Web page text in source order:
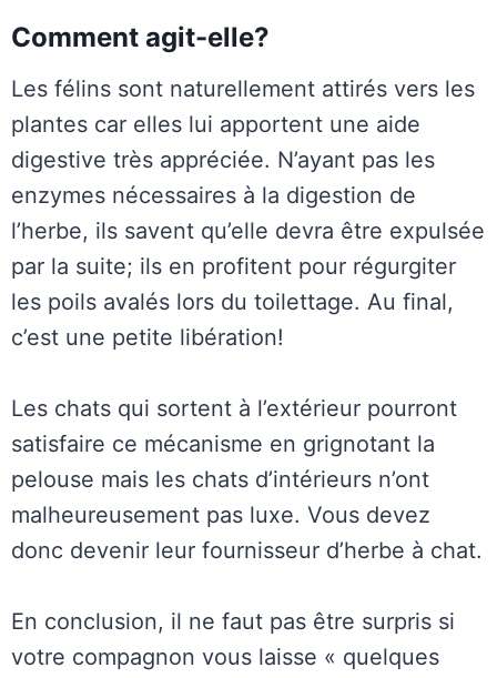
Comment agit-elle?
Les félins sont naturellement attirés vers les
plantes car elles lui apportent une aide
digestive très appréciée. N’ayant pas les
enzymes nécessaires à la digestion de
l’herbe, ils savent qu’elle devra être expulsée
par la suite; ils en profitent pour régurgiter
les poils avalés lors du toilettage. Au final,
c’est une petite libération!
Les chats qui sortent à l’extérieur pourront
satisfaire ce mécanisme en grignotant la
pelouse mais les chats d’intérieurs n’ont
malheureusement pas luxe. Vous devez
donc devenir leur fournisseur d’herbe à chat.
En conclusion, il ne faut pas être surpris si
votre compagnon vous laisse « quelques